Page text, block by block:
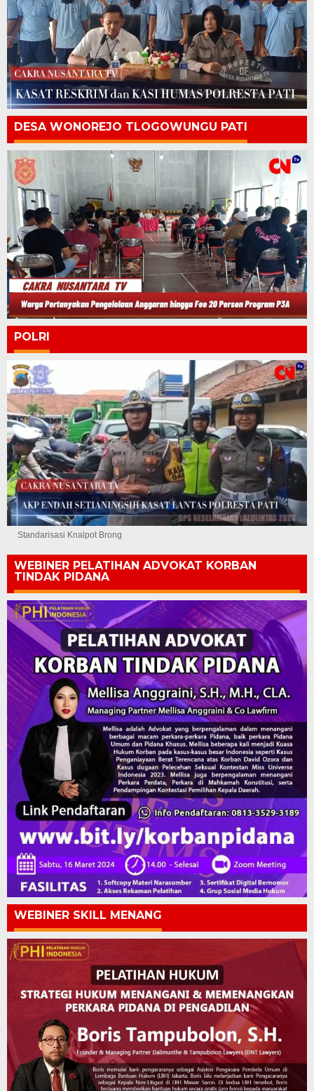
DESA WONOREJO TLOGOWUNGU PATI
POLRI
Standarisasi Knalpot Brong
WEBINER PELATIHAN ADVOKAT KORBAN
TINDAK PIDANA
WEBINER SKILL MENANG